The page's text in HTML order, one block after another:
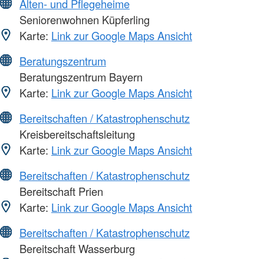
Alten- und Pflegeheime
Seniorenwohnen Küpferling
Karte: Link zur Google Maps Ansicht
Beratungszentrum
Beratungszentrum Bayern
Karte: Link zur Google Maps Ansicht
Bereitschaften / Katastrophenschutz
Kreisbereitschaftsleitung
Karte: Link zur Google Maps Ansicht
Bereitschaften / Katastrophenschutz
Bereitschaft Prien
Karte: Link zur Google Maps Ansicht
Bereitschaften / Katastrophenschutz
Bereitschaft Wasserburg